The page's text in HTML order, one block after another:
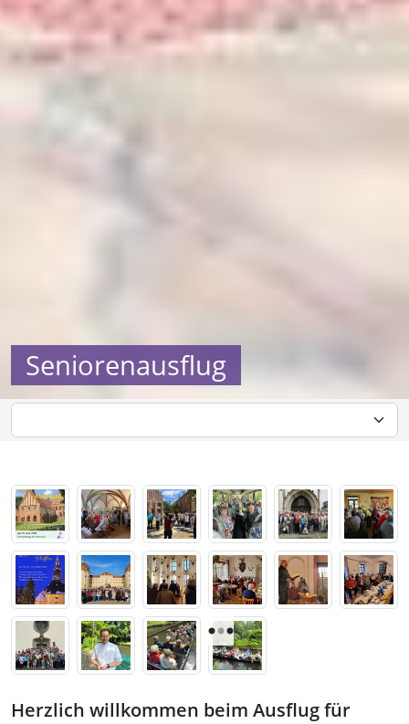
Seniorenausflug
Herzlich willkommen beim Ausflug für